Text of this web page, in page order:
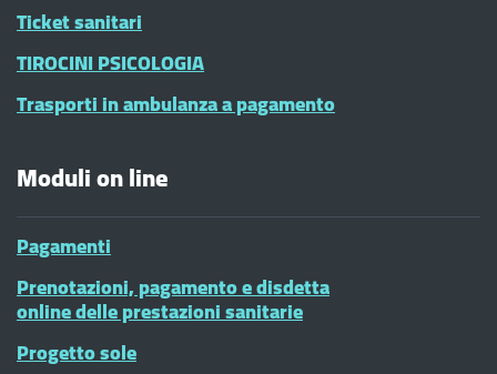
Ticket sanitari
TIROCINI PSICOLOGIA
Trasporti in ambulanza a pagamento
Moduli on line
Pagamenti
Prenotazioni, pagamento e disdetta
online delle prestazioni sanitarie
Progetto sole